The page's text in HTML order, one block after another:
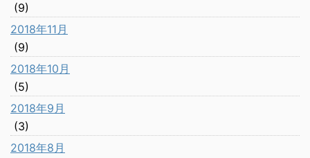
(9)
2018年11月
(9)
2018年10月
(5)
2018年9月
(3)
2018年8月